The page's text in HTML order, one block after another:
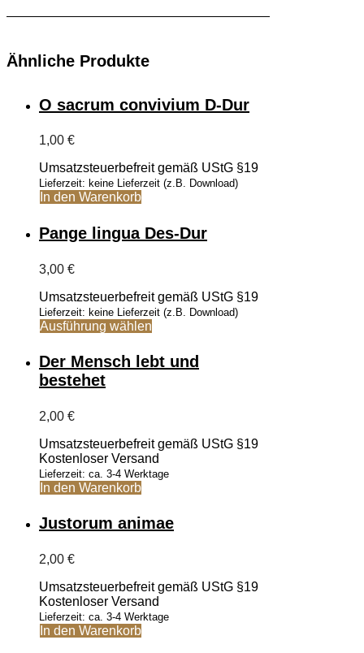
Ähnliche Produkte
O sacrum convivium D-Dur
1,00 €
Umsatzsteuerbefreit gemäß UStG §19
Lieferzeit: keine Lieferzeit (z.B. Download)
In den Warenkorb
Pange lingua Des-Dur
3,00 €
Umsatzsteuerbefreit gemäß UStG §19
Lieferzeit: keine Lieferzeit (z.B. Download)
Ausführung wählen
weist
mehrere
können
auf
der
Der Mensch lebt und
bestehet
2,00 €
Umsatzsteuerbefreit gemäß UStG §19
Kostenloser Versand
Lieferzeit: ca. 3-4 Werktage
In den Warenkorb
Justorum animae
2,00 €
Umsatzsteuerbefreit gemäß UStG §19
Kostenloser Versand
Lieferzeit: ca. 3-4 Werktage
In den Warenkorb